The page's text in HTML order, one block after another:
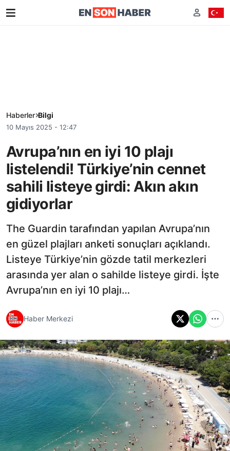
Haberler Bilgi
10 Mayıs 2025 - 12:47
Avrupa’nın en iyi 10 plajı
listelendi! Türkiye’nin cennet
sahili listeye girdi: Akın akın
gidiyorlar
The Guardin tarafından yapılan Avrupa’nın
en güzel plajları anketi sonuçları açıklandı.
Listeye Türkiye’nin gözde tatil merkezleri
arasında yer alan o sahilde listeye girdi. İşte
Avrupa’nın en iyi 10 plajı…
Haber Merkezi